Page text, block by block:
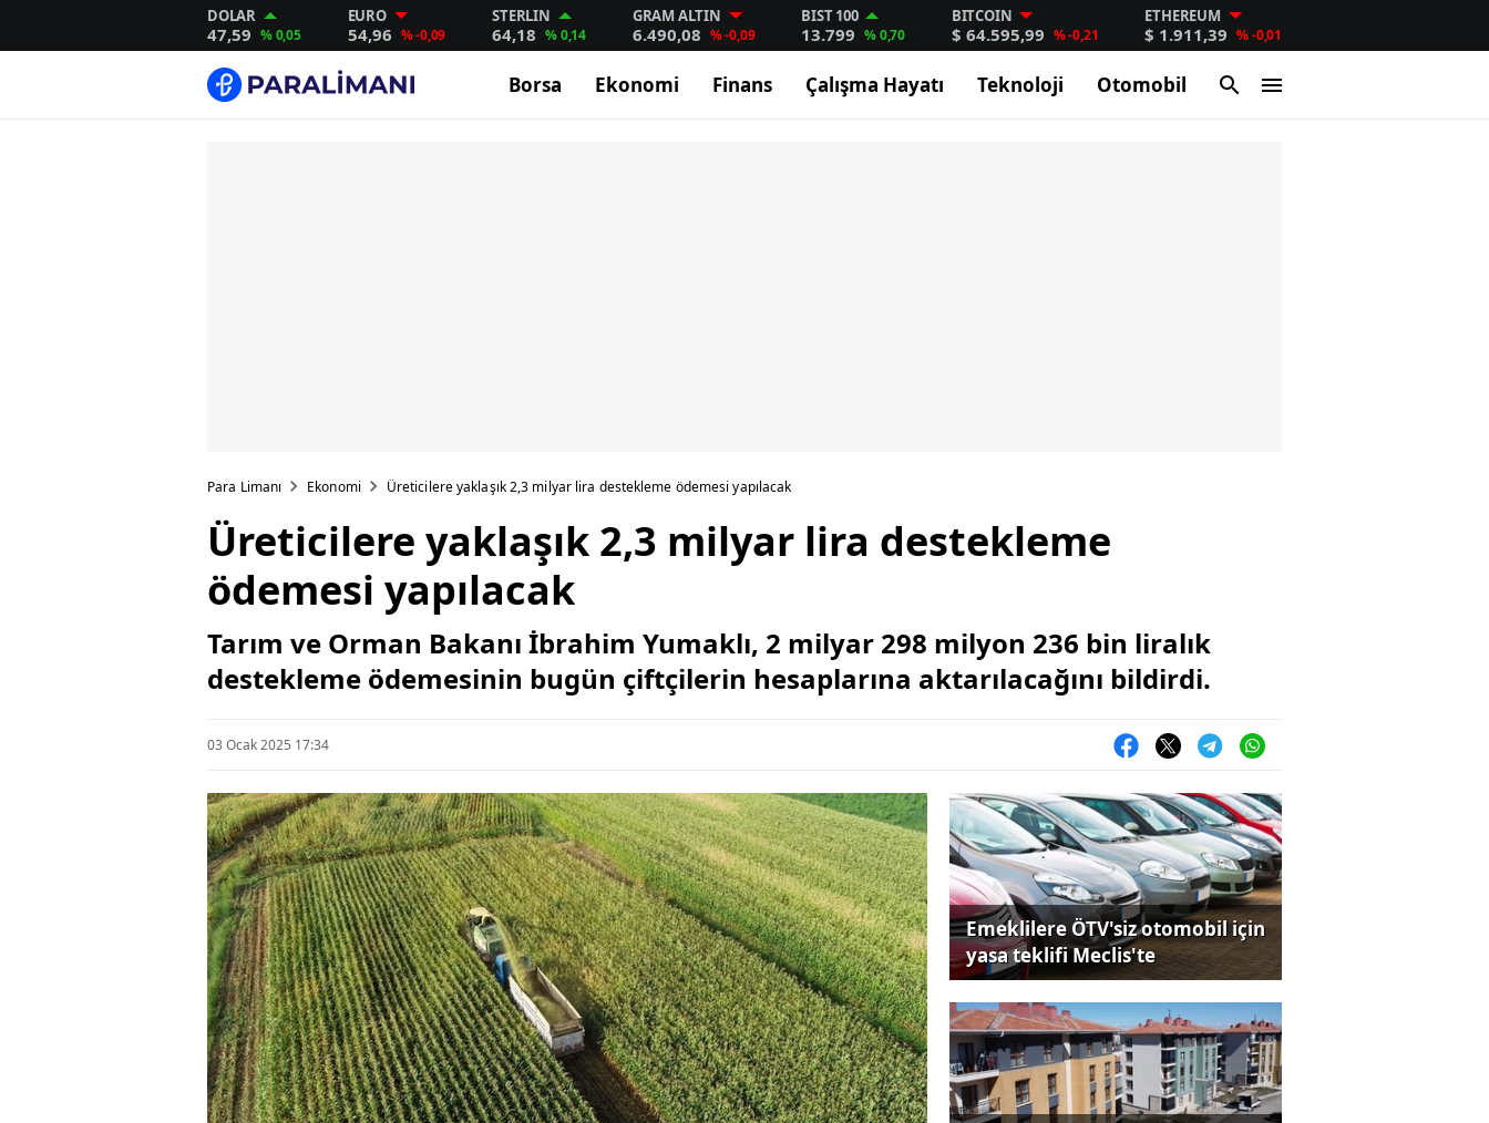
DOLAR
47,59 % 0,05
EURO
54,96 % -0,09
STERLIN
64,18 % 0,14
GRAM ALTIN
6.490,08 % -0,09
BIST 100
13.799 % 0,70
BITCOIN
$ 64.595,99 % -0,21
ETHEREUM
$ 1.911,39 % -0,01
Borsa Ekonomi Finans Çalışma Hayatı Teknoloji Otomobil
Para Limanı Ekonomi Üreticilere yaklaşık 2,3 milyar lira destekleme ödemesi yapılacak
Üreticilere yaklaşık 2,3 milyar lira destekleme
ödemesi yapılacak
Tarım ve Orman Bakanı İbrahim Yumaklı, 2 milyar 298 milyon 236 bin liralık
destekleme ödemesinin bugün çiftçilerin hesaplarına aktarılacağını bildirdi.
03 Ocak 2025 17:34
Emeklilere ÖTV'siz otomobil için
yasa teklifi Meclis'te